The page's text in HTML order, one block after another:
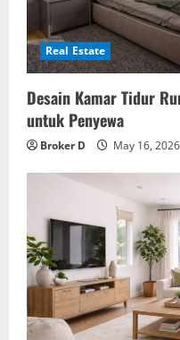
Real Estate
Desain Kamar Tidur
untuk Penyewa
Broker D May 16, 2026